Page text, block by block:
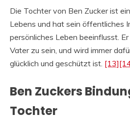
Die Tochter von Ben Zucker ist
Lebens und hat sein öffentliches
persönliches Leben beeinflusst.
Vater zu sein, und wird immer
glücklich und geschützt ist. [13]
Ben Zuckers
Tochter